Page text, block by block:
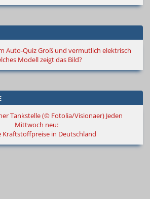
Groß und vermutlich elektrisch
Modell zeigt das Bild?
Jeden
Mittwoch neu:
Kraftstoffpreise in Deutschland